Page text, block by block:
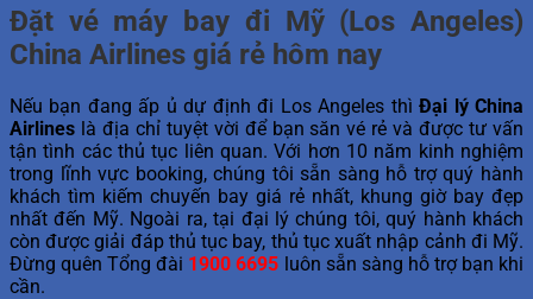
Đặt vé máy bay đi Mỹ (Los Angeles)
China Airlines giá rẻ hôm nay
Nếu bạn đang ấp ủ dự định đi Los Angeles thìĐại lý China
Airlines là địa chỉ tuyệt vời để bạn săn vé rẻ và được tư vấn
tận tình các thủ tục liên quan. Với hơn 10 năm kinh nghiệm
trong lĩnh vực booking, chúng tôi sẵn sàng hỗ trợ quý hành
khách tìm kiếm chuyến bay giá rẻ nhất, khung giờ bay đẹp
nhất đến Mỹ. Ngoài ra, tại đại lý chúng tôi, quý hành khách
còn được giải đáp thủ tục bay, thủ tục xuất nhập cảnh đi Mỹ.
Đừng quên Tổng đài 1900 6695 luôn sẵn sàng hỗ trợ bạn khi
cần.